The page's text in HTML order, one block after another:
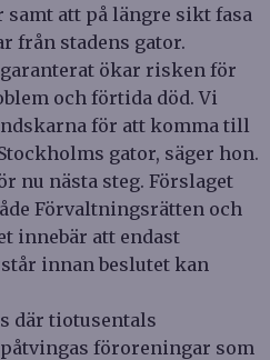
att på längre sikt fasa
från stadens gator.
ökar risken för
och förtida död. Vi
för att komma till
gator, säger hon.
nu nästa steg. Förslaget
Förvaltningsrätten och
innebär att endast
innan beslutet kan
där tiotusentals
föroreningar som